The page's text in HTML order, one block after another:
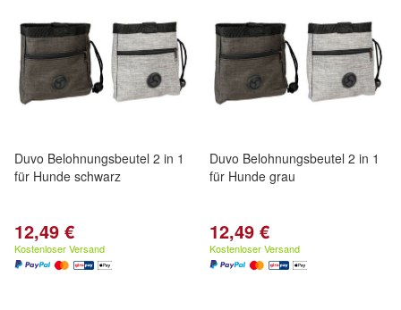
Duvo Belohnungsbeutel 2 in 1
für Hunde schwarz
12,49 €
Kostenloser Versand
Duvo Belohnungsbeutel 2 in 1
für Hunde grau
12,49 €
Kostenloser Versand